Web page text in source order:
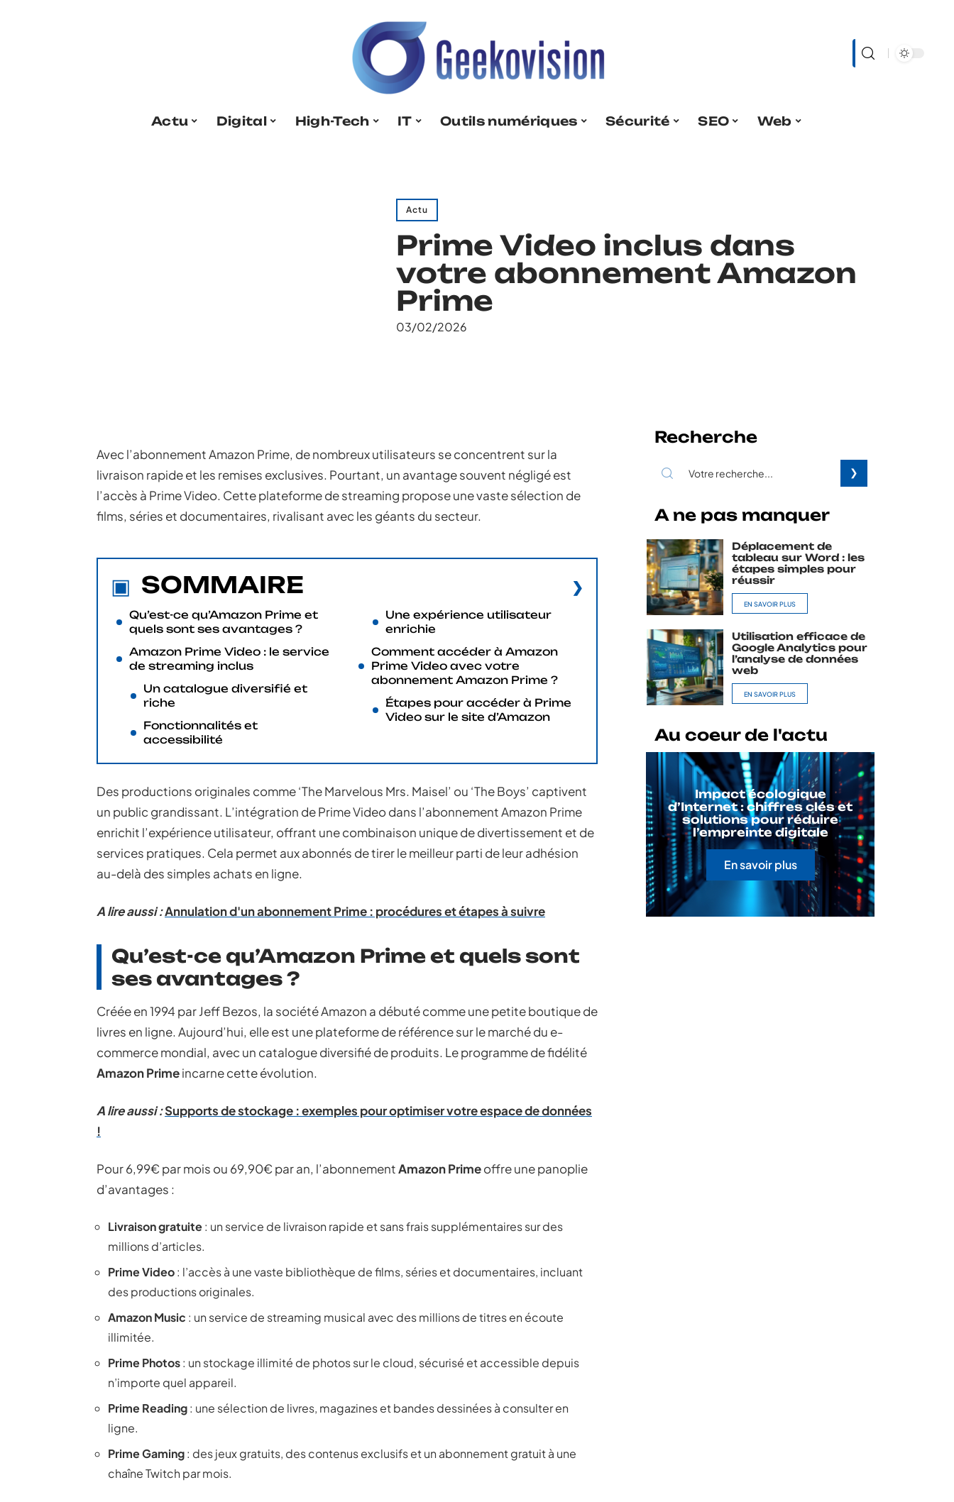
Actu Digital High-Tech IT Outils numériques Sécurité SEO Web
Actu
Prime Video inclus dans
votre abonnement Amazon
Prime
03/02/2026
Avec l’abonnement Amazon Prime, de nombreux utilisateurs se concentrent sur la
livraison rapide et les remises exclusives. Pourtant, un avantage souvent négligé est
l’accès à Prime Video. Cette plateforme de streaming propose une vaste sélection de
films, séries et documentaires, rivalisant avec les géants du secteur.
SOMMAIRE
Qu’est-ce qu’Amazon Prime et
quels sont ses avantages ?
Amazon Prime Video : le service
de streaming inclus
Un catalogue diversifié et
riche
Fonctionnalités et
accessibilité
Une expérience utilisateur
enrichie
Comment accéder à Amazon
Prime Video avec votre
abonnement Amazon Prime ?
Étapes pour accéder à Prime
Video sur le site d’Amazon
Des productions originales comme ‘The Marvelous Mrs. Maisel’ ou ‘The Boys’ captivent
un public grandissant. L’intégration de Prime Video dans l’abonnement Amazon Prime
enrichit l’expérience utilisateur, offrant une combinaison unique de divertissement et de
services pratiques. Cela permet aux abonnés de tirer le meilleur parti de leur adhésion
au-delà des simples achats en ligne.
A lire aussi :Annulation d'un abonnement Prime : procédures et étapes à suivre
Qu’est-ce qu’Amazon Prime et quels sont
ses avantages ?
Créée en 1994 par Jeff Bezos, la société Amazon a débuté comme une petite boutique de
livres en ligne. Aujourd’hui, elle est une plateforme de référence sur le marché du e-
commerce mondial, avec un catalogue diversifié de produits. Le programme de fidélité
Amazon Primeincarne cette évolution.
A lire aussi :Supports de stockage : exemples pour optimiser votre espace de données
!
Pour 6,99€ par mois ou 69,90€ par an, l’abonnementAmazon Primeoffre une panoplie
d’avantages :
Livraison gratuite: un service de livraison rapide et sans frais supplémentaires sur des
millions d’articles.
Prime Video: l’accès à une vaste bibliothèque de films, séries et documentaires, incluant
des productions originales.
Amazon Music : un service de streaming musical avec des millions de titres en écoute
illimitée.
Prime Photos: un stockage illimité de photos sur le cloud, sécurisé et accessible depuis
n’importe quel appareil.
Prime Reading: une sélection de livres, magazines et bandes dessinées à consulter en
ligne.
Prime Gaming: des jeux gratuits, des contenus exclusifs et un abonnement gratuit à une
chaîne Twitch par mois.
Recherche
A ne pas manquer
Déplacement de
tableau sur Word : les
étapes simples pour
réussir
EN SAVOIR PLUS
Utilisation efficace de
Google Analytics pour
l’analyse de données
web
EN SAVOIR PLUS
Au coeur de l'actu
Impact écologique
d’Internet : chiffres clés et
solutions pour réduire
l’empreinte digitale
En savoir plus